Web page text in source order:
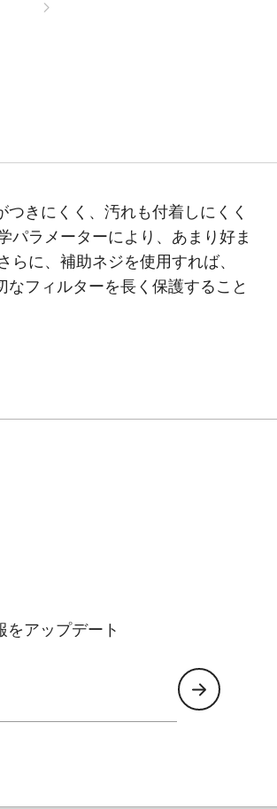
きにくく、汚れも付着しにくく
パラメーターにより、あまり好ま
に、補助ネジを使用すれば、
フィルターを長く保護すること
アップデート